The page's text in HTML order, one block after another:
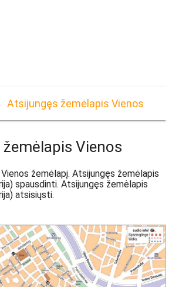
Atsijungęs žemėlapis Vienos
Vienos
žemėlapį. Atsijungęs žemėlapis
spausdinti. Atsijungęs žemėlapis
atsisiųsti.